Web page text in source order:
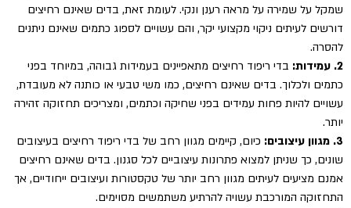
שמקל על שמירה על מראה רענן ונקי. לעומת זאת, בדים שאינם רחיצים
דורשים לעיתים ניקוי מקצועי יקר, והם עשויים לספוג כתמים שאינם ניתנים
להסרה.
2. עמידות:
בדי ריפוד רחיצים מתאפיינים בעמידות גבוהה, במיוחד בפני
כתמים ולכלוך. בדים שאינם רחיצים, כמו משי טבעי או כותנה לא מעובדת,
עשויים להיות פחות עמידים בפני שחיקה וכתמים, ומצריכים תחזוקה זהירה
יותר.
3. מגוון עיצובים:
כיום, קיימים מגוון רחב של בדי ריפוד רחיצים בעיצובים
שונים, כך שניתן למצוא פתרונות עיצוביים לכל סגנון. בדים שאינם רחיצים
אמנם מציעים לעיתים מגוון רחב יותר של טקסטורות ועיצובים ייחודיים, אך
התחזוקה המורכבת עשויה להרתיע משתמשים מסוימים.